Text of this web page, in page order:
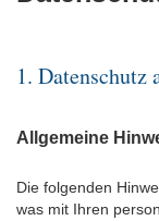
1.
Allgemeine
Die folgenden
was mit Ihren